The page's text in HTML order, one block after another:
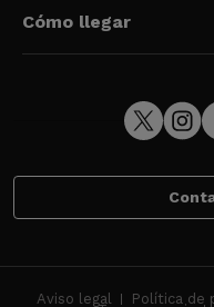
Cómo llegar
Aviso legal Política de